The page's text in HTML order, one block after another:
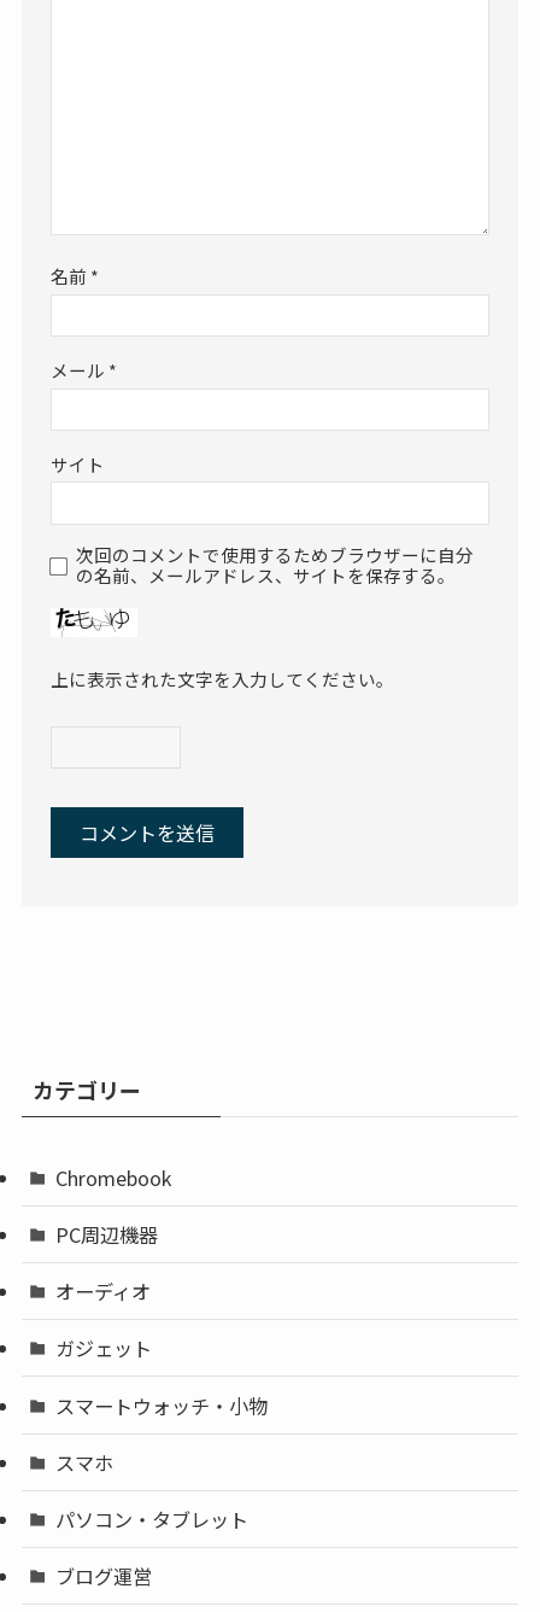
名前 *
メール *
サイト
次回のコメントで使用するためブラウザーに自分
の名前、メールアドレス、サイトを保存する。
上に表示された文字を入力してください。
カテゴリー
Chromebook
PC周辺機器
オーディオ
ガジェット
スマートウォッチ・小物
スマホ
パソコン・タブレット
ブログ運営